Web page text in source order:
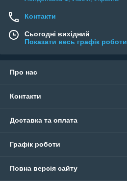
Контакти
Сьогодні вихідний
Показати весь графік роботи
Про нас
Контакти
Доставка та оплата
Графік роботи
Повна версія сайту